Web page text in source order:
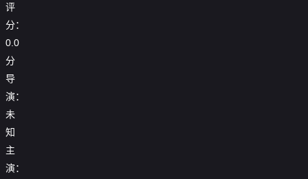
评
分：
0.0
分
导
演：
未
知
主
演：